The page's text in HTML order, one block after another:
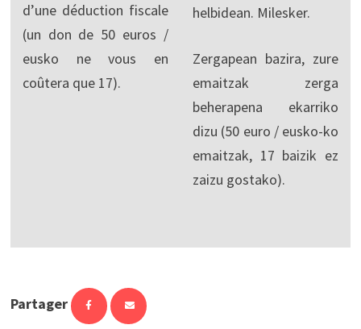
d’une déduction fiscale
(un don de 50 euros /
eusko ne vous en
coûtera que 17).
helbidean. Milesker.
Zergapean bazira, zure
emaitzak zerga
beherapena ekarriko
dizu (50 euro / eusko-ko
emaitzak, 17 baizik ez
zaizu gostako).
Partager